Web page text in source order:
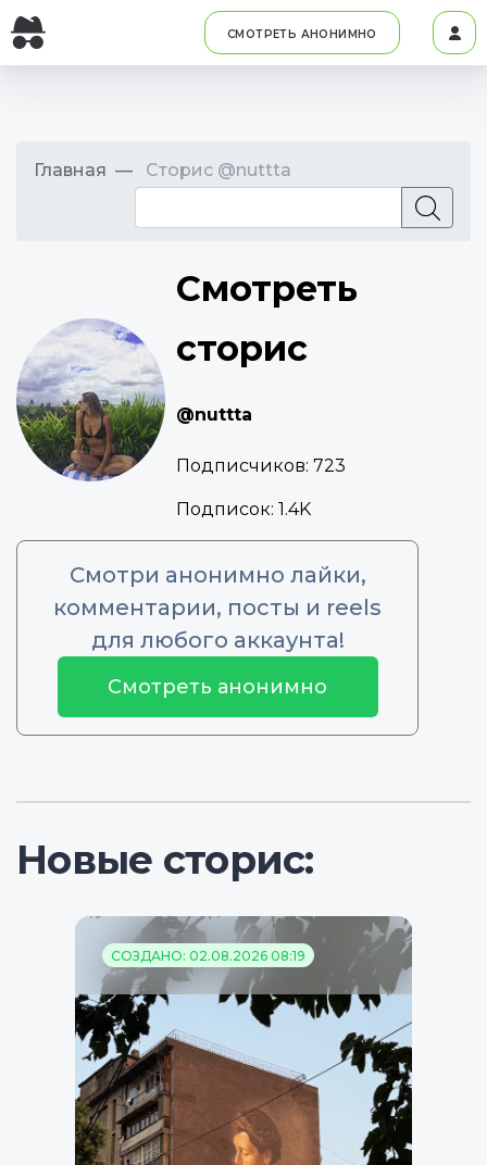
СМОТРЕТЬ АНОНИМНО
Главная Сторис @nuttta
Смотреть
сторис
@nuttta
Подписчиков: 723
Подписок: 1.4K
Смотри анонимно лайки,
комментарии, посты и reels
для любого аккаунта!
Смотреть анонимно
Новые сторис:
СОЗДАНО: 02.08.2026 08:19